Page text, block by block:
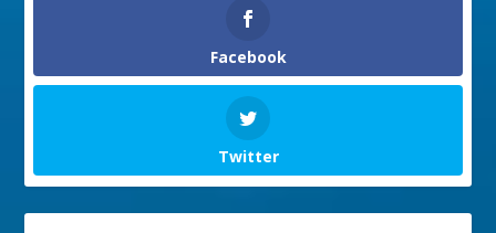
Facebook
Twitter